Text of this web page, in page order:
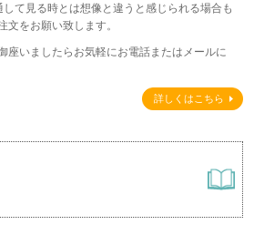
て見る時とは想像と違うと感じられる場合も
文をお願い致します。
座いましたらお気軽にお電話またはメールに
詳しくはこちら